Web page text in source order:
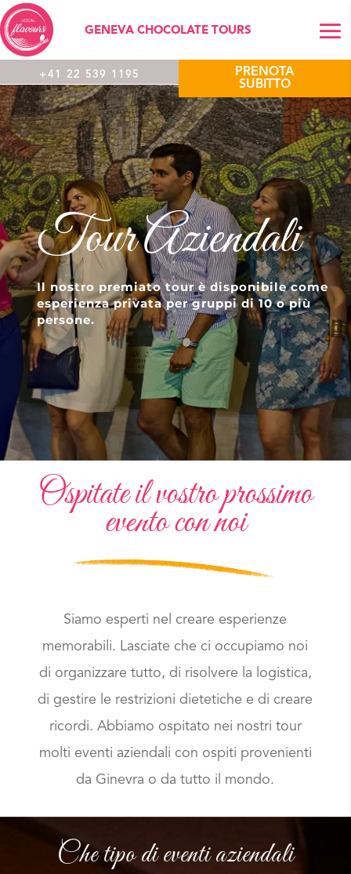
GENEVA CHOCOLATE TOURS
+41 22 539 1195
PRENOTA
SUBITTO
Tour Aziendali
Il nostro premiato tour è disponibile come
esperienza privata per gruppi di 10 o più
persone.
Ospitate il vostro prossimo
evento con noi
Siamo esperti nel creare esperienze
memorabili. Lasciate che ci occupiamo noi
di organizzare tutto, di risolvere la logistica,
di gestire le restrizioni dietetiche e di creare
ricordi. Abbiamo ospitato nei nostri tour
molti eventi aziendali con ospiti provenienti
da Ginevra o da tutto il mondo.
Che tipo di eventi aziendali